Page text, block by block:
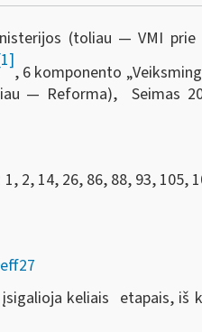
(toliau — VMI
, 6 komponento
— Reforma), Seimas
2, 14, 26, 86, 88, 93, 105,
keliais etapais, iš